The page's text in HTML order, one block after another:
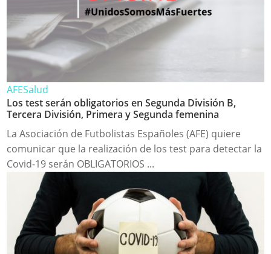
AFESalud
Los test serán obligatorios en Segunda División B,
Tercera División, Primera y Segunda femenina
La Asociación de Futbolistas Españoles (AFE) quiere
comunicar que la realización de los test para detectar la
Covid-19 serán OBLIGATORIOS ...